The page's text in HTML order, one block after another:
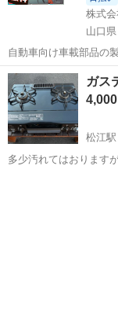
株式
山口
自動車向け車載部品の
中！友達同士での応募
社負担！生活支援物資
♪《山口県山
山口 山口市 大
ガス
4,000
松江駅
多少汚れてはおりますが